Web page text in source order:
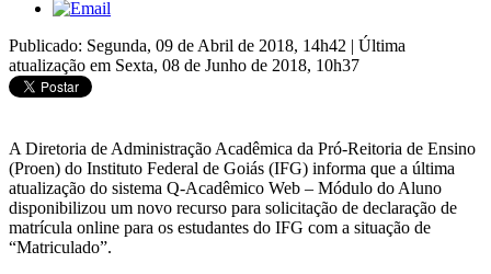
Publicado: Segunda, 09 de Abril de 2018, 14h42 | Última
atualização em Sexta, 08 de Junho de 2018, 10h37
A Diretoria de Administração Acadêmica da Pró-Reitoria de Ensino
(Proen) do Instituto Federal de Goiás (IFG) informa que a última
atualização do sistema Q-Acadêmico Web – Módulo do Aluno
disponibilizou um novo recurso para solicitação de declaração de
matrícula online para os estudantes do IFG com a situação de
“Matriculado”.